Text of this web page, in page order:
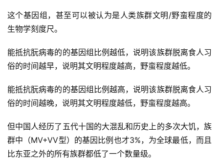
这个基因组，甚至可以被认为是人类族群文明/野蛮程度的
生物学刻度尺。
能抵抗朊病毒的的基因组比例越低，说明该族群脱离食人习
俗的时间越早，说明其文明程度越高，野蛮程度越低。
能抵抗朊病毒的的基因组比例越高，说明该族群脱离食人习
俗的时间越晚，说明其文明程度越低，野蛮程度越高。
但中国人经历了五代十国的大混乱和历史上的多次大饥，族
群中（MV+VV型）的基因比例也才3%，为全球最低，而且
比东亚之外的所有族群都低了一个数量级。